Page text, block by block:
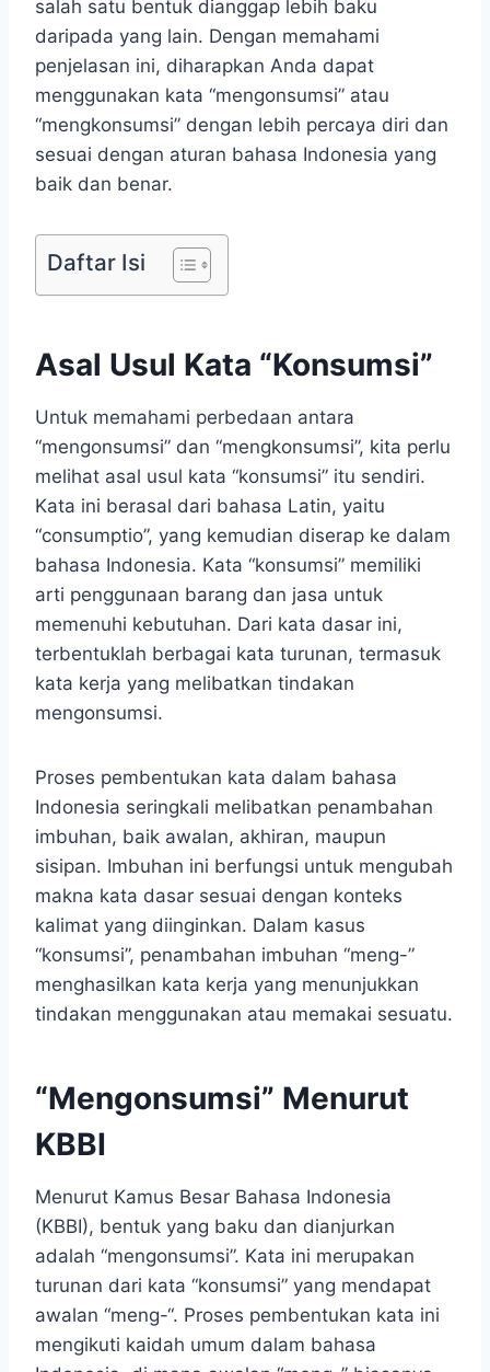
salah satu bentuk dianggap lebih baku
daripada yang lain. Dengan memahami
penjelasan ini, diharapkan Anda dapat
menggunakan kata “mengonsumsi” atau
“mengkonsumsi” dengan lebih percaya diri dan
sesuai dengan aturan bahasa Indonesia yang
baik dan benar.
Daftar Isi
Asal Usul Kata “Konsumsi”
Untuk memahami perbedaan antara
“mengonsumsi” dan “mengkonsumsi”, kita perlu
melihat asal usul kata “konsumsi” itu sendiri.
Kata ini berasal dari bahasa Latin, yaitu
“consumptio”, yang kemudian diserap ke dalam
bahasa Indonesia. Kata “konsumsi” memiliki
arti penggunaan barang dan jasa untuk
memenuhi kebutuhan. Dari kata dasar ini,
terbentuklah berbagai kata turunan, termasuk
kata kerja yang melibatkan tindakan
mengonsumsi.
Proses pembentukan kata dalam bahasa
Indonesia seringkali melibatkan penambahan
imbuhan, baik awalan, akhiran, maupun
sisipan. Imbuhan ini berfungsi untuk mengubah
makna kata dasar sesuai dengan konteks
kalimat yang diinginkan. Dalam kasus
“konsumsi”, penambahan imbuhan “meng-”
menghasilkan kata kerja yang menunjukkan
tindakan menggunakan atau memakai sesuatu.
“Mengonsumsi” Menurut
KBBI
Menurut Kamus Besar Bahasa Indonesia
(KBBI), bentuk yang baku dan dianjurkan
adalah “mengonsumsi”. Kata ini merupakan
turunan dari kata “konsumsi” yang mendapat
awalan “meng-“. Proses pembentukan kata ini
mengikuti kaidah umum dalam bahasa